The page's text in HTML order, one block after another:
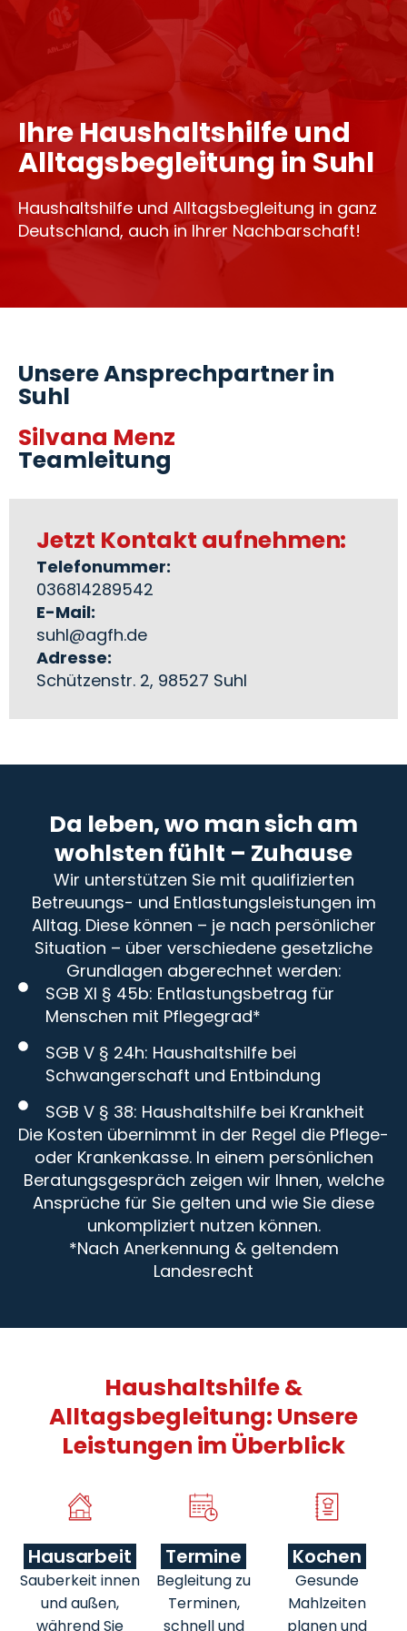
Ihre Haushaltshilfe und
Alltagsbegleitung in Suhl
Haushaltshilfe und Alltagsbegleitung in ganz
Deutschland, auch in Ihrer Nachbarschaft!
Unsere Ansprechpartner in
Suhl
Silvana Menz
Teamleitung
Jetzt Kontakt aufnehmen:
Telefonummer:
036814289542
E-Mail:
suhl@agfh.de
Adresse:
Schützenstr. 2, 98527 Suhl
Da leben, wo man sich am
wohlsten fühlt – Zuhause
Wir unterstützen Sie mit qualifizierten
Betreuungs- und Entlastungsleistungen im
Alltag. Diese können – je nach persönlicher
Situation – über verschiedene gesetzliche
Grundlagen abgerechnet werden:
SGB XI § 45b: Entlastungsbetrag für
Menschen mit Pflegegrad*
SGB V § 24h: Haushaltshilfe bei
Schwangerschaft und Entbindung
SGB V § 38: Haushaltshilfe bei Krankheit
Die Kosten übernimmt in der Regel die Pflege-
oder Krankenkasse. In einem persönlichen
Beratungsgespräch zeigen wir Ihnen, welche
Ansprüche für Sie gelten und wie Sie diese
unkompliziert nutzen können.
*Nach Anerkennung & geltendem
Landesrecht
Haushaltshilfe &
Alltagsbegleitung: Unsere
Leistungen im Überblick
Hausarbeit
Sauberkeit innen
und außen,
während Sie
Termine
Begleitung zu
Terminen,
schnell und
Kochen
Gesunde
Mahlzeiten
planen und